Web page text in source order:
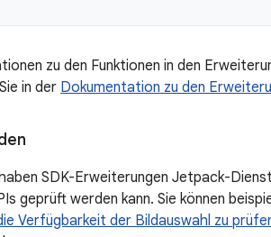
zu den Funktionen in den
in der Dokumentation zu den
haben SDK-Erweiterungen Jetpack-
geprüft werden kann. Sie können
Verfügbarkeit der Bildauswahl zu